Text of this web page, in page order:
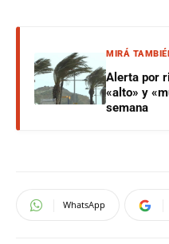
MIRÁ
Alerta por
«alto» y
semana
WhatsApp